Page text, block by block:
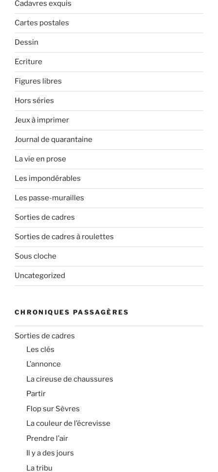
Cadavres exquis
Cartes postales
Dessin
Ecriture
Figures libres
Hors séries
Jeux à imprimer
Journal de quarantaine
La vie en prose
Les impondérables
Les passe-murailles
Sorties de cadres
Sorties de cadres à roulettes
Sous cloche
Uncategorized
CHRONIQUES PASSAGÈRES
Sorties de cadres
Les clés
L’annonce
La cireuse de chaussures
Partir
Flop sur Sèvres
La couleur de l’écrevisse
Prendre l’air
Il y a des jours
La tribu